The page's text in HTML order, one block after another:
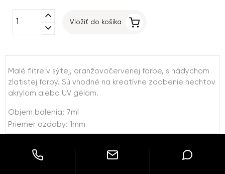
expand_less
expand_more
Vložiť do košíka
Malé flitre v sýtej, oranžovočervenej farbe, s nádychom
zlatistej farby. Sú vhodné na kreatívne zdobenie nechtov
akrylom alebo UV gélom.
Objem balenia: 7ml
Priemer ozdoby: 1mm